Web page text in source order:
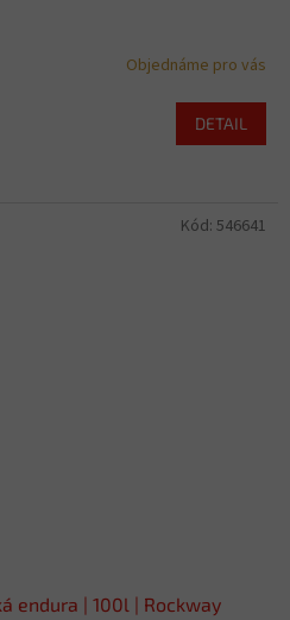
Objednáme pro vás
DETAIL
endura | 100l | Rockway
Kód: 546641